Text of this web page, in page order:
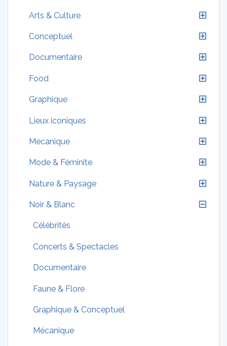
Arts & Culture
Conceptuel
Documentaire
Food
Graphique
Lieux iconiques
Mécanique
Mode & Féminite
Nature & Paysage
Noir & Blanc
Célébrités
Concerts & Spectacles
Documentaire
Faune & Flore
Graphique & Conceptuel
Mécanique